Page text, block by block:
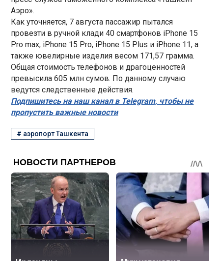
Аэро».
Как уточняется, 7 августа пассажир пытался
провезти в ручной клади 40 смартфонов iPhone 15
Pro max, iPhone 15 Pro, iPhone 15 Plus и iPhone 11, а
также ювелирные изделия весом 171,57 грамма.
Общая стоимость телефонов и драгоценностей
превысила 605 млн сумов. По данному случаю
ведутся следственные действия.
Подпишитесь на наш канал в Telegram, чтобы не
пропустить важные новости
# аэропорт Ташкента